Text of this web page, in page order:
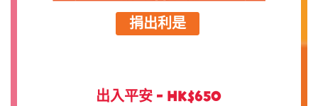
捐出利是
出入平安 - HK$650